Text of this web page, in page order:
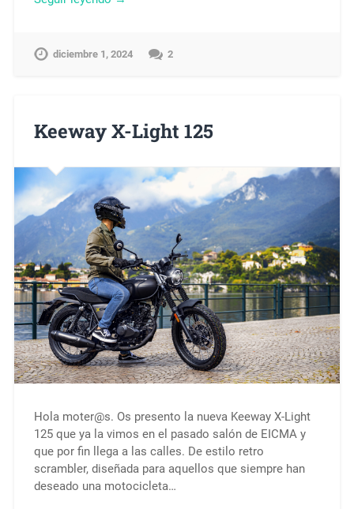
diciembre 1, 2024 2
Keeway X-Light 125
Hola moter@s. Os presento la nueva Keeway X-Light
125 que ya la vimos en el pasado salón de EICMA y
que por fin llega a las calles. De estilo retro
scrambler, diseñada para aquellos que siempre han
deseado una motocicleta…